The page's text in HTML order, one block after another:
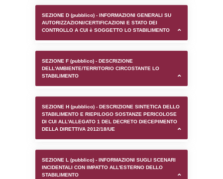
Stabilimento
nel comune di
(Alessandria) -
SEZIONE A1 (pubblico) - INFORMAZIONI